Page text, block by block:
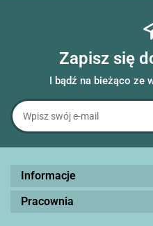
Zapisz się
I bądź na bieżąco ze
Informacje
Pracownia